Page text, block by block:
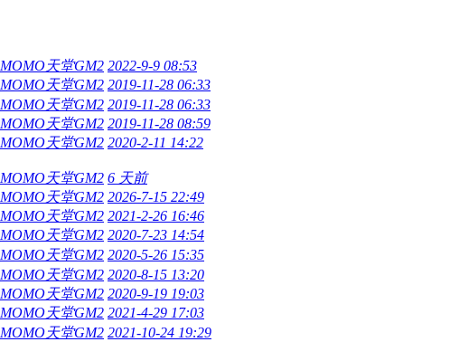
MOMO天堂GM2 2022-9-9 08:53
MOMO天堂GM2 2019-11-28 06:33
MOMO天堂GM2 2019-11-28 06:33
MOMO天堂GM2 2019-11-28 08:59
MOMO天堂GM2 2020-2-11 14:22
MOMO天堂GM2 6 天前
MOMO天堂GM2 2026-7-15 22:49
MOMO天堂GM2 2021-2-26 16:46
MOMO天堂GM2 2020-7-23 14:54
MOMO天堂GM2 2020-5-26 15:35
MOMO天堂GM2 2020-8-15 13:20
MOMO天堂GM2 2020-9-19 19:03
MOMO天堂GM2 2021-4-29 17:03
MOMO天堂GM2 2021-10-24 19:29